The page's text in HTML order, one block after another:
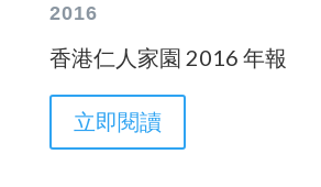
2016
香港仁人家園 2016 年報
立即閱讀